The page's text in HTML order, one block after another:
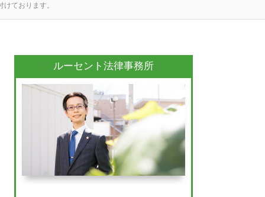
ております。
ルーセント法律事務所